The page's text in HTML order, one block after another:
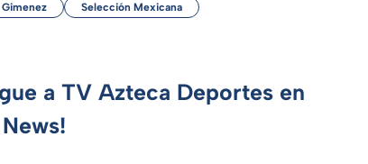
Gimenez Selección Mexicana
a TV Azteca Deportes en